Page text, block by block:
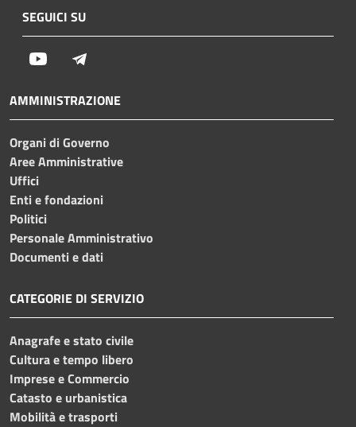
SEGUICI SU
Youtube
AMMINISTRAZIONE
Organi di Governo
Aree Amministrative
Uffici
Enti e fondazioni
Politici
Personale Amministrativo
Documenti e dati
CATEGORIE DI SERVIZIO
Anagrafe e stato civile
Cultura e tempo libero
Imprese e Commercio
Catasto e urbanistica
Mobilità e trasporti